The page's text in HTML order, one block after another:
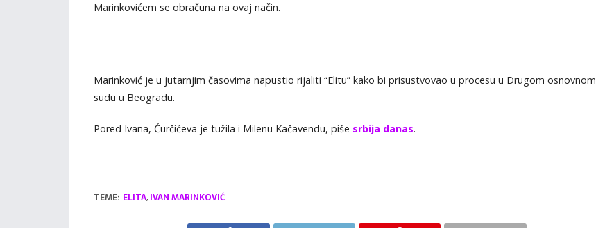
Marinkovićem se obračuna na ovaj način.
Marinković je u jutarnjim časovima napustio rijaliti “Elitu” kako bi prisustvovao u procesu u Drugom osnovnom
sudu u Beogradu.
Pored Ivana, Ćurčićeva je tužila i Milenu Kačavendu, piše srbija danas.
TEME: ELITA, IVAN MARINKOVIĆ